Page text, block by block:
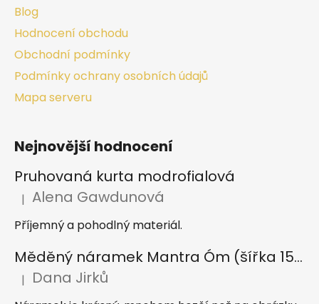
Blog
Hodnocení obchodu
Obchodní podmínky
Podmínky ochrany osobních údajů
Mapa serveru
Nejnovější hodnocení
Pruhovaná kurta modrofialová
Hodnocení produktu je 5 z 5 hvězdiček.
| Alena Gawdunová
Příjemný a pohodlný materiál.
Měděný náramek Mantra Óm (šířka 15 mm)
Hodnocení produktu je 5 z 5 hvězdiček.
| Dana Jirků